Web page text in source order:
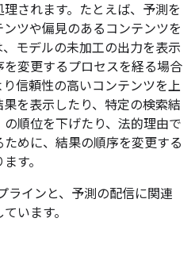
されます。たとえば、予測を
ツや偏見のあるコンテンツを
モデルの未加工の出力を表示
変更するプロセスを経る場合
信頼性の高いコンテンツを上
を表示したり、特定の検索結
順位を下げたり、法的理由で
めに、結果の順序を変更する
す。
ラインと、予測の配信に関連
います。